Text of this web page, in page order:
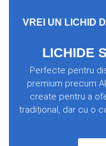
VREI UN LICHID
LICHIDE
Perfecte pentru
premium precum
create pentru a
tradițional, dar cu o